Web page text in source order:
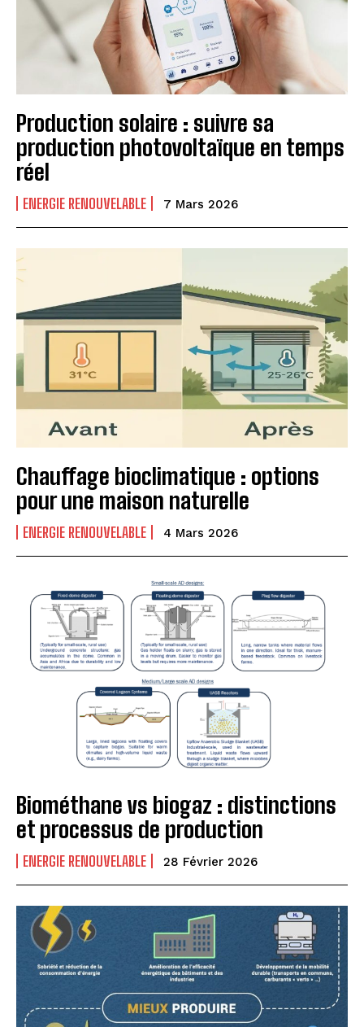
Production solaire : suivre sa
production photovoltaïque en temps
réel
ENERGIE RENOUVELABLE 7 Mars 2026
Chauffage bioclimatique : options
pour une maison naturelle
ENERGIE RENOUVELABLE 4 Mars 2026
Biométhane vs biogaz : distinctions
et processus de production
ENERGIE RENOUVELABLE 28 Février 2026